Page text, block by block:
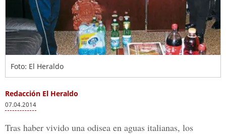
Foto: El Heraldo
Redacción El Heraldo
07.04.2014
Tras haber vivido una odisea en aguas italianas, los